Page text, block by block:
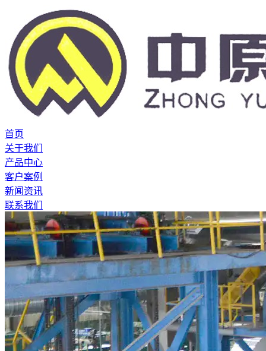
首页
关于我们
产品中心
客户案例
新闻资讯
联系我们